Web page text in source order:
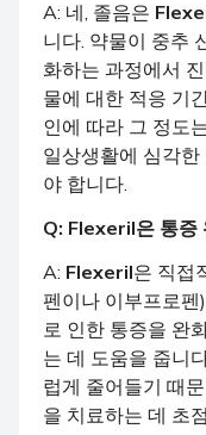
A: 네, 졸음은
니다. 약물이 중추
화하는 과정에서
물에 대한 적응 기
인에 따라 그 정도
일상생활에 심각
야 합니다.
Q: Flexeril은 통증
A: Flexeril은 직접
펜이나 이부프로
로 인한 통증을 완
는 데 도움을 줍니
럽게 줄어들기 때
을 치료하는 데 초